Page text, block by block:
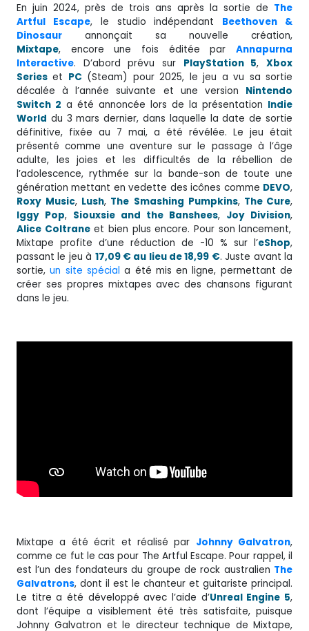
En juin 2024, près de trois ans après la sortie de The
Artful Escape, le studio indépendant Beethoven &
Dinosaur annonçait sa nouvelle création,
Mixtape, encore une fois éditée par Annapurna
Interactive. D’abord prévu sur PlayStation 5,Xbox
Series et PC(Steam) pour 2025, le jeu a vu sa sortie
décalée à l’année suivante et une version Nintendo
Switch 2 a été annoncée lors de la présentation Indie
World du 3 mars dernier, dans laquelle la date de sortie
définitive, fixée au 7 mai, a été révélée. Le jeu était
présenté comme une aventure sur le passage à l’âge
adulte, les joies et les difficultés de la rébellion de
l’adolescence, rythmée sur la bande-son de toute une
génération mettant en vedette des icônes comme DEVO,
Roxy Music, Lush, The Smashing Pumpkins, The Cure,
Iggy Pop, Siouxsie and the Banshees, Joy Division,
Alice Coltraneet bien plus encore. Pour son lancement,
Mixtape profite d’une réduction de -10 % sur l’eShop,
passant le jeu à 17,09 € au lieu de 18,99 €. Juste avant la
sortie,un site spécial a été mis en ligne, permettant de
créer ses propres mixtapes avec des chansons figurant
dans le jeu.
Mixtape a été écrit et réalisé par Johnny Galvatron,
comme ce fut le cas pour The Artful Escape. Pour rappel, il
est l’un des fondateurs du groupe de rock australien The
Galvatrons, dont il est le chanteur et guitariste principal.
Le titre a été développé avec l’aide d’Unreal Engine 5,
dont l’équipe a visiblement été très satisfaite, puisque
Johnny Galvatron et le directeur technique de Mixtape,